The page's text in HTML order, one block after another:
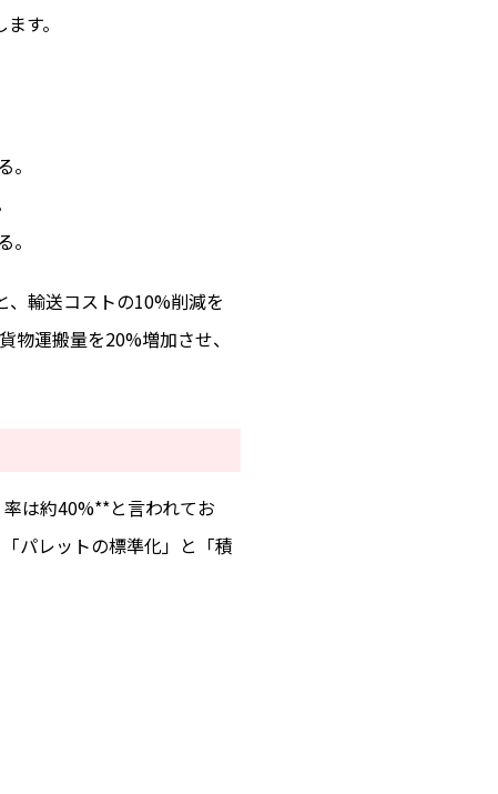
す。
、輸送コストの10%削減を
物運搬量を20%増加させ、
は約40%**と言われてお
パレットの標準化」と「積